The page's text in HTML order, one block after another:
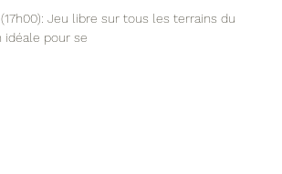
Jeu libre sur tous les terrains du
idéale pour se